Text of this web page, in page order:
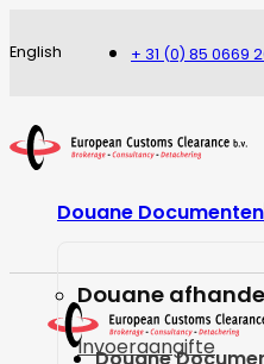
English + 31 (0) 85 0669
Douane Documenten
Douane
Invoeraangifte
Douane